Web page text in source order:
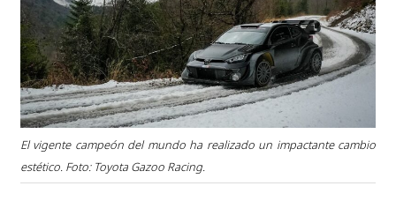
El vigente campeón del mundo ha realizado un impactante cambio
estético. Foto: Toyota Gazoo Racing.